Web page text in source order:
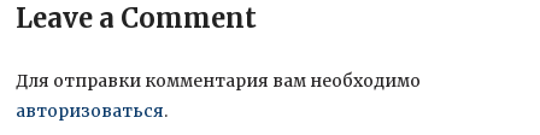
Leave a Comment
Для отправки комментария вам необходимо
авторизоваться.